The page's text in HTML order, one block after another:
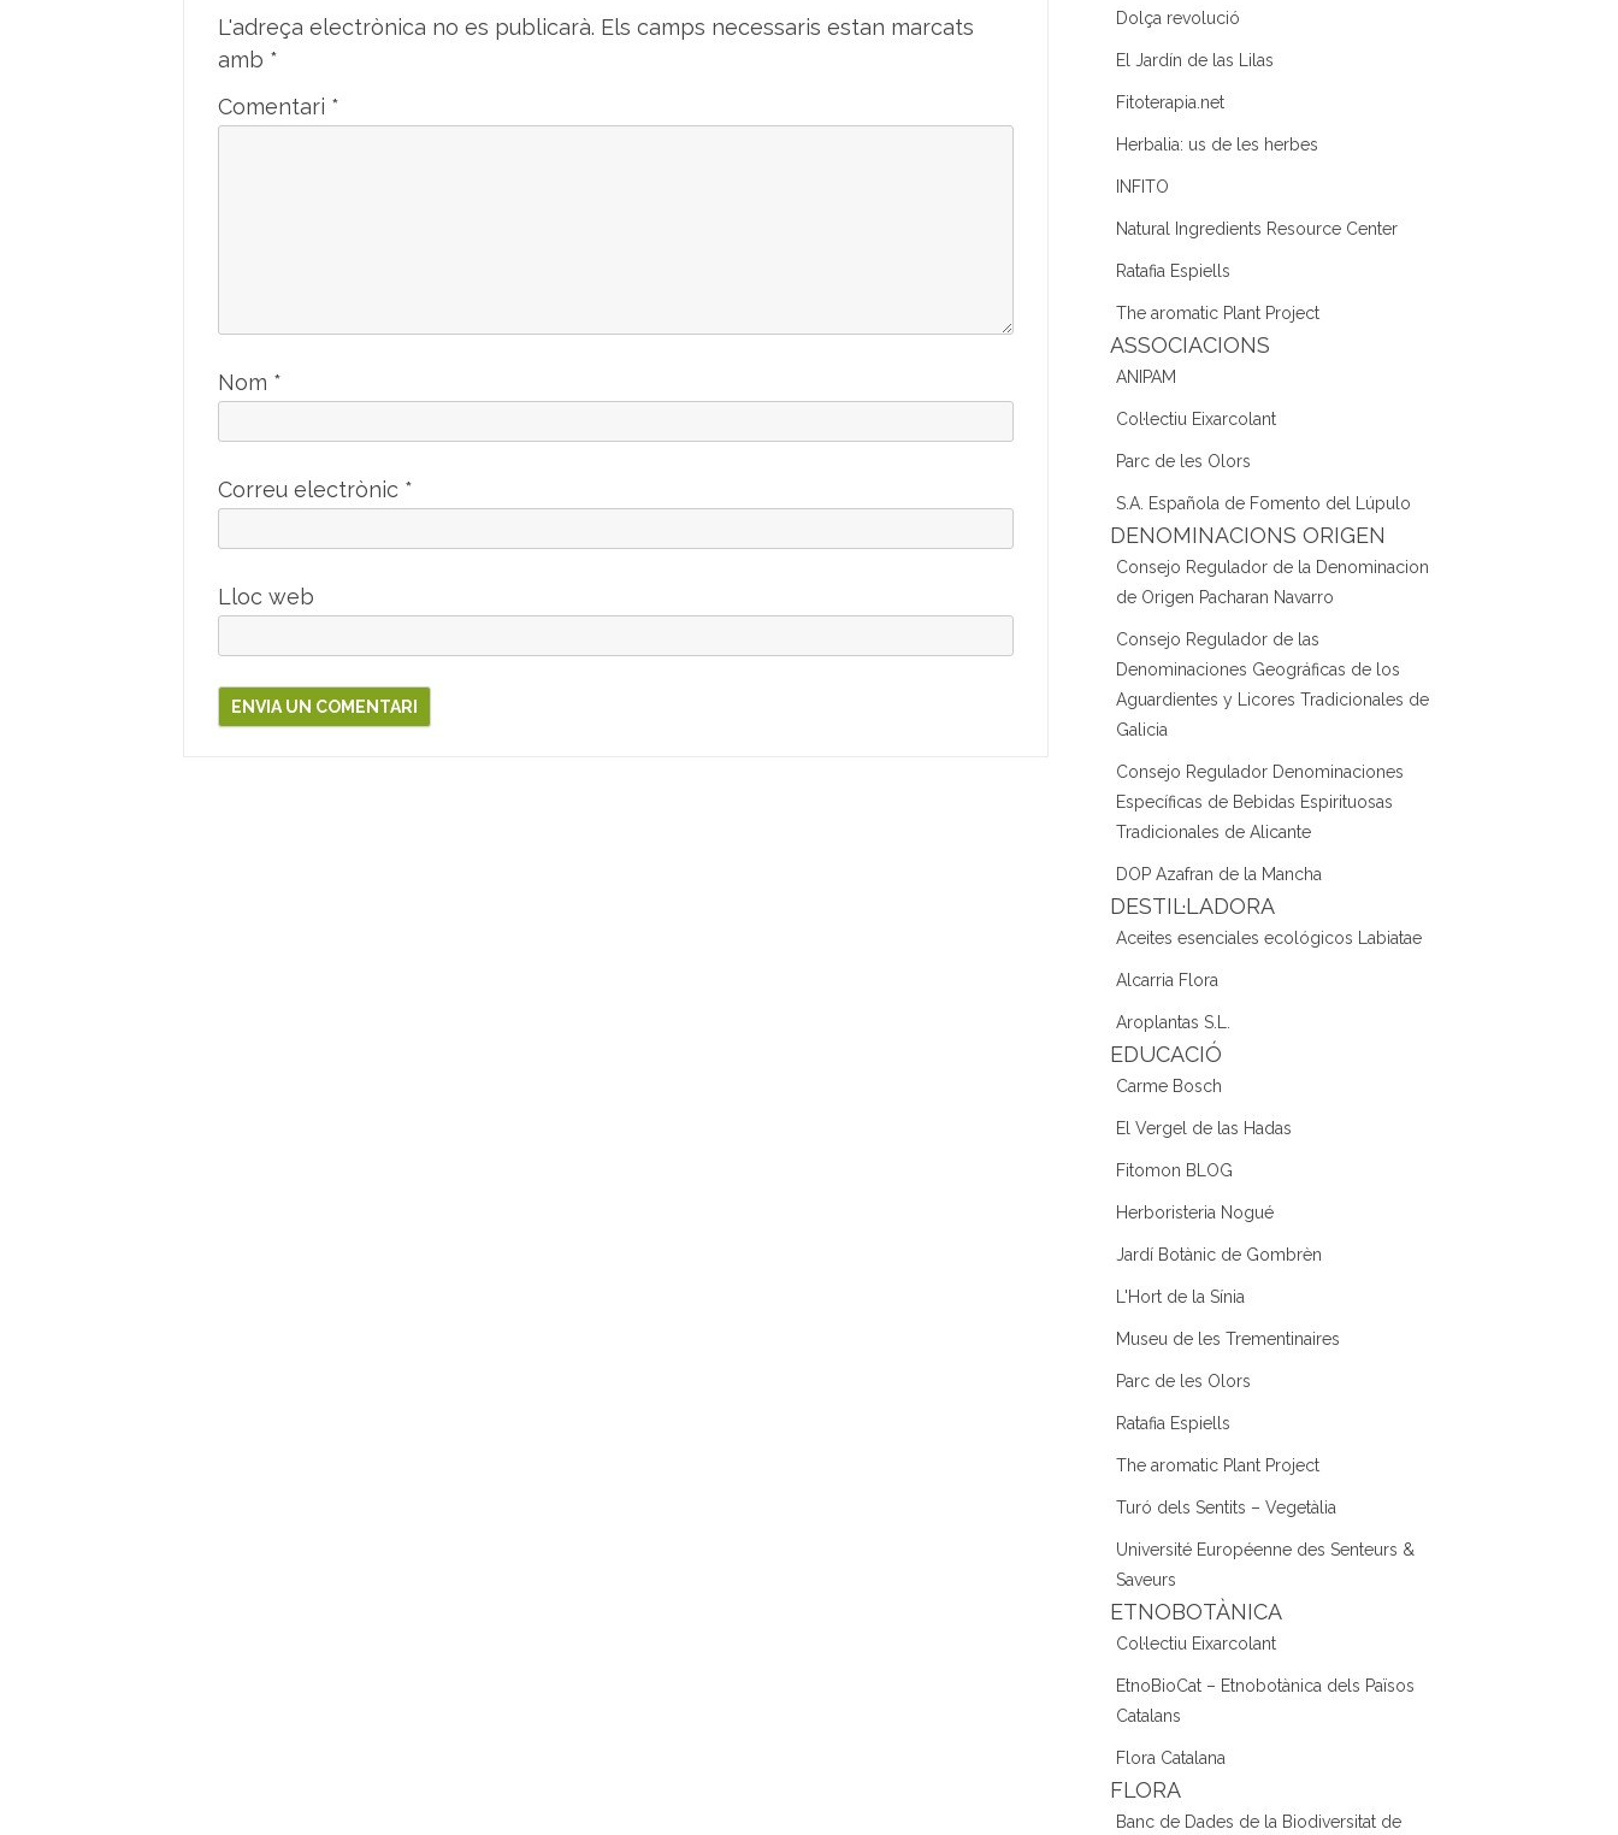
L'adreça electrònica no es publicarà. Els camps necessaris estan marcats
amb *
Comentari *
Nom *
Correu electrònic *
Lloc web
Dolça revolució
El Jardín de las Lilas
Fitoterapia.net
Herbalia: us de les herbes
INFITO
Natural Ingredients Resource Center
Ratafia Espiells
The aromatic Plant Project
ASSOCIACIONS
ANIPAM
Col·lectiu Eixarcolant
Parc de les Olors
S.A. Española de Fomento del Lúpulo
DENOMINACIONS ORIGEN
Consejo Regulador de la Denominacion
de Origen Pacharan Navarro
Consejo Regulador de las
Denominaciones Geográficas de los
Aguardientes y Licores Tradicionales de
Galicia
Consejo Regulador Denominaciones
Específicas de Bebidas Espirituosas
Tradicionales de Alicante
DOP Azafran de la Mancha
DESTIL·LADORA
Aceites esenciales ecológicos Labiatae
Alcarria Flora
Aroplantas S.L.
EDUCACIÓ
Carme Bosch
El Vergel de las Hadas
Fitomon BLOG
Herboristeria Nogué
Jardí Botànic de Gombrèn
L'Hort de la Sínia
Museu de les Trementinaires
Parc de les Olors
Ratafia Espiells
The aromatic Plant Project
Turó dels Sentits – Vegetàlia
Université Européenne des Senteurs &
Saveurs
ETNOBOTÀNICA
Col·lectiu Eixarcolant
EtnoBioCat – Etnobotànica dels Països
Catalans
Flora Catalana
FLORA
Banc de Dades de la Biodiversitat de